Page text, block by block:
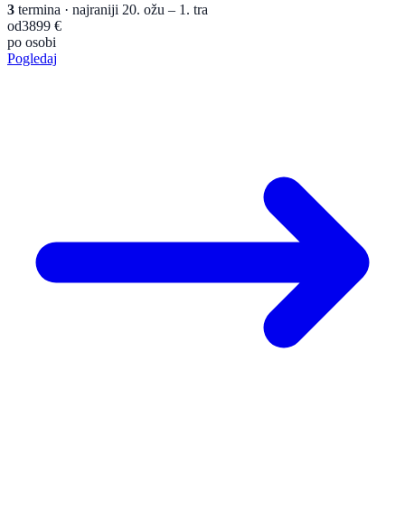
3 termina · najraniji 20. ožu – 1. tra
od3899 €
po osobi
Pogledaj